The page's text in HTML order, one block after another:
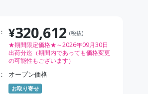
¥320,612 (税抜)
★期間限定価格★～2026年09月30日
出荷分迄（期間内であっても価格変更
の可能性もございます）
オープン価格
お取り寄せ